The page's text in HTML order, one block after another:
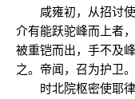
咸雍初，从招讨使
介有能跃驼峰而上者
被重铠而出，手不及
之。帝闻，召为护卫。
时北院枢密使耶律